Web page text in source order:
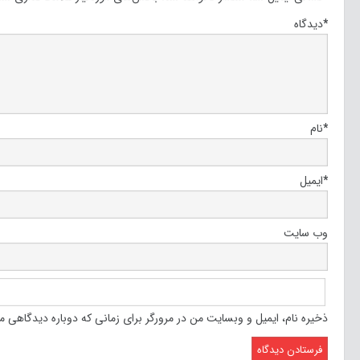
دیدگاه*
نام*
ایمیل*
وب‌ سایت
ذخیره نام، ایمیل و وبسایت من در مرورگر برای زمانی که دوباره